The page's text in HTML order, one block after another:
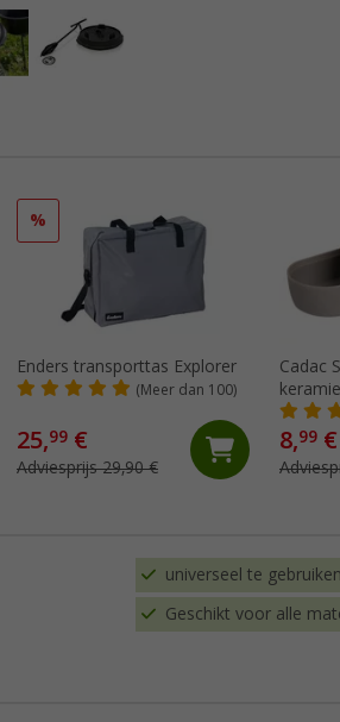
%
Enders transporttas Explorer
(Meer dan 100)
25,99 €
Adviesprijs 29,90 €
Cadac
12 cm
8,99 €
universeel te gebruiken
Geschikt voor alle